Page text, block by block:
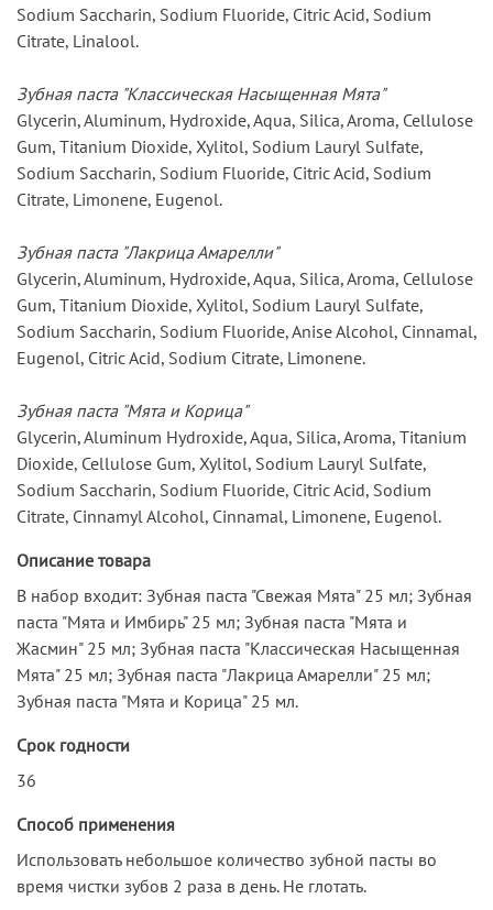
Sodium Saccharin, Sodium Fluoride, Citric Acid, Sodium
Citrate, Linalool.
Зубная паста "Классическая Насыщенная Мята"
Glycerin, Aluminum, Hydroxide, Aqua, Silica, Aroma, Cellulose
Gum, Titanium Dioxide, Xylitol, Sodium Lauryl Sulfate,
Sodium Saccharin, Sodium Fluoride, Citric Acid, Sodium
Citrate, Limonene, Eugenol.
Зубная паста "Лакрица Амарелли"
Glycerin, Aluminum, Hydroxide, Aqua, Silica, Aroma, Cellulose
Gum, Titanium Dioxide, Xylitol, Sodium Lauryl Sulfate,
Sodium Saccharin, Sodium Fluoride, Anise Alcohol, Cinnamal,
Eugenol, Citric Acid, Sodium Citrate, Limonene.
Зубная паста "Мята и Корица"
Glycerin, Aluminum Hydroxide, Aqua, Silica, Aroma, Titanium
Dioxide, Cellulose Gum, Xylitol, Sodium Lauryl Sulfate,
Sodium Saccharin, Sodium Fluoride, Citric Acid, Sodium
Citrate, Cinnamyl Alcohol, Cinnamal, Limonene, Eugenol.
Описание товара
В набор входит: Зубная паста "Свежая Мята" 25 мл; Зубная
паста "Мята и Имбирь" 25 мл; Зубная паста "Мята и
Жасмин" 25 мл; Зубная паста "Классическая Насыщенная
Мята" 25 мл; Зубная паста "Лакрица Амарелли" 25 мл;
Зубная паста "Мята и Корица" 25 мл.
Срок годности
36
Способ применения
Использовать небольшое количество зубной пасты во
время чистки зубов 2 раза в день. Не глотать.